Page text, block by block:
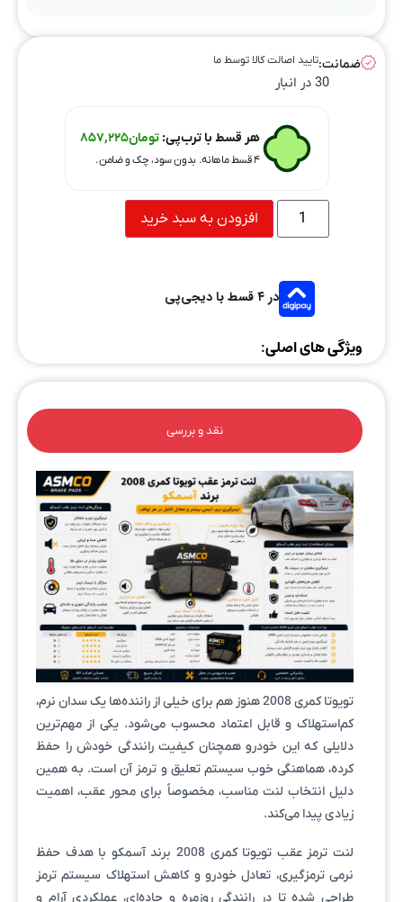
ضمانت:تایید اصالت کالا توسط ما
30 در انبار
هر قسط با ترب‌پی: تومان857,225
۴ قسط ماهانه. بدون سود، چک و ضامن.
افزودن به سبد خرید
در ۴ قسط با دیجی‌پی
ویژگی های اصلی:
نقد و بررسی
تویوتا کمری 2008 هنوز هم برای خیلی از راننده‌ها یک سدان نرم،
کم‌استهلاک و قابل اعتماد محسوب می‌شود. یکی از مهم‌ترین
دلایلی که این خودرو همچنان کیفیت رانندگی خودش را حفظ
کرده، هماهنگی خوب سیستم تعلیق و ترمز آن است. به همین
دلیل انتخاب لنت مناسب، مخصوصاً برای محور عقب، اهمیت
زیادی پیدا می‌کند.
لنت ترمز عقب تویوتا کمری 2008 برند آسمکو با هدف حفظ
نرمی ترمزگیری، تعادل خودرو و کاهش استهلاک سیستم ترمز
طراحی شده تا در رانندگی روزمره و جاده‌ای، عملکردی آرام و